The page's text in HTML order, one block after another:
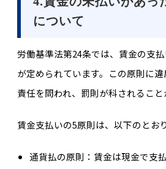
について
労働基準法第24条では、賃金の支
が定められています。この原則に
責任を問われ、罰則が科されること
賃金支払いの5原則は、以下のとお
通貨払の原則：賃金は現金で支